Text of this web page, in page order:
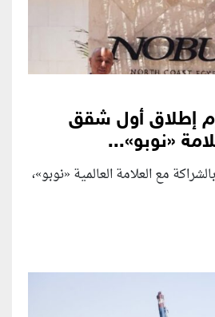
إطلاق أول شقق
«نوبو»...
مع العلامة العالمية «نوبو»،